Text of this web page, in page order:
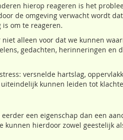
hierop reageren is het
de omgeving verwacht wordt
om te reageren.
alleen voor dat we kunnen
gedachten, herinneringen en
versnelde hartslag,
kunnen leiden tot
een eigenschap dan een
hierdoor zowel geestelijk